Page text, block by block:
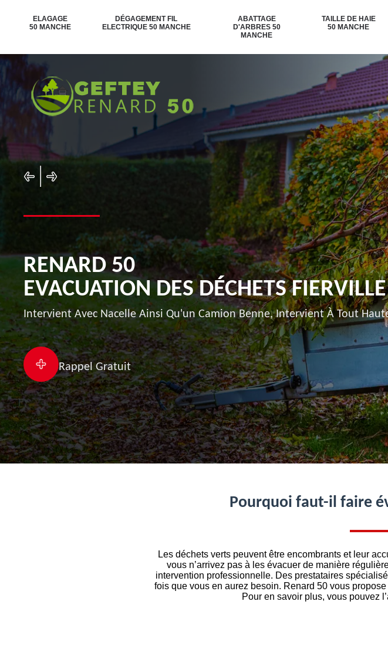
ELAGAGE
50 MANCHE
DÉGAGEMENT FIL
ELECTRIQUE 50 MANCHE
ABATTAGE
D'ARBRES 50
MANCHE
TAILLE DE HAIE
50 MANCHE
RENARD 50
EVACUATION DES DÉCHETS
Intervient Avec Nacelle Ainsi Qu'un Camion Benne, Intervient À Tout
Rappel Gratuit
Pourquoi faut-il faire
Les déchets verts peuvent être encombrants et leur
vous n’arrivez pas à les évacuer de manière
intervention professionnelle. Des prestataires
fois que vous en aurez besoin. Renard 50 vous
Pour en savoir plus, vous pouvez